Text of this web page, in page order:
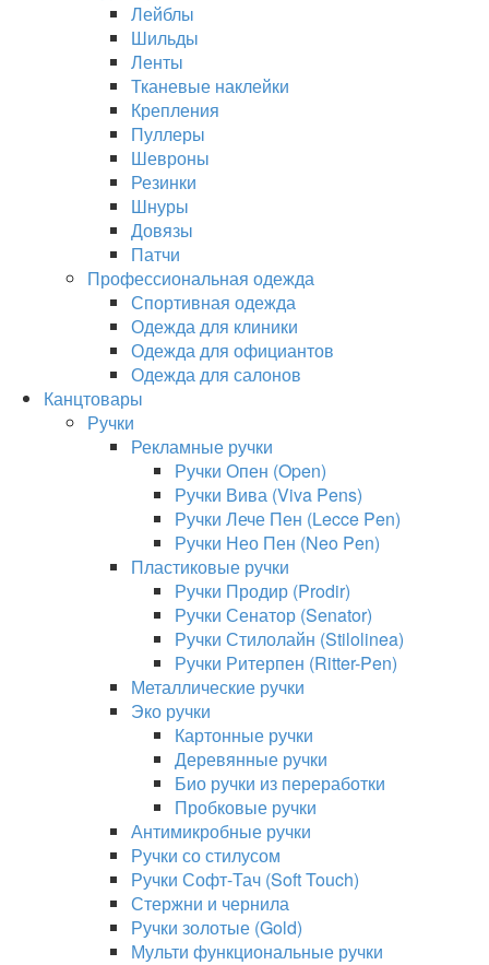
Лейблы
Шильды
Ленты
Тканевые наклейки
Крепления
Пуллеры
Шевроны
Резинки
Шнуры
Довязы
Патчи
Профессиональная одежда
Спортивная одежда
Одежда для клиники
Одежда для официантов
Одежда для салонов
Канцтовары
Ручки
Рекламные ручки
Ручки Опен (Open)
Ручки Вива (Viva Pens)
Ручки Лече Пен (Lecce Pen)
Ручки Нео Пен (Neo Pen)
Пластиковые ручки
Ручки Продир (Prodir)
Ручки Сенатор (Senator)
Ручки Стилолайн (Stilolinea)
Ручки Ритерпен (Ritter-Pen)
Металлические ручки
Эко ручки
Картонные ручки
Деревянные ручки
Био ручки из переработки
Пробковые ручки
Антимикробные ручки
Ручки со стилусом
Ручки Софт-Тач (Soft Touch)
Стержни и чернила
Ручки золотые (Gold)
Мульти функциональные ручки